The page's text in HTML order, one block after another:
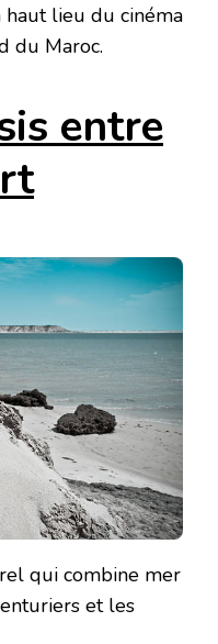
lieu du cinéma
du Maroc.
entre
qui combine mer
et les